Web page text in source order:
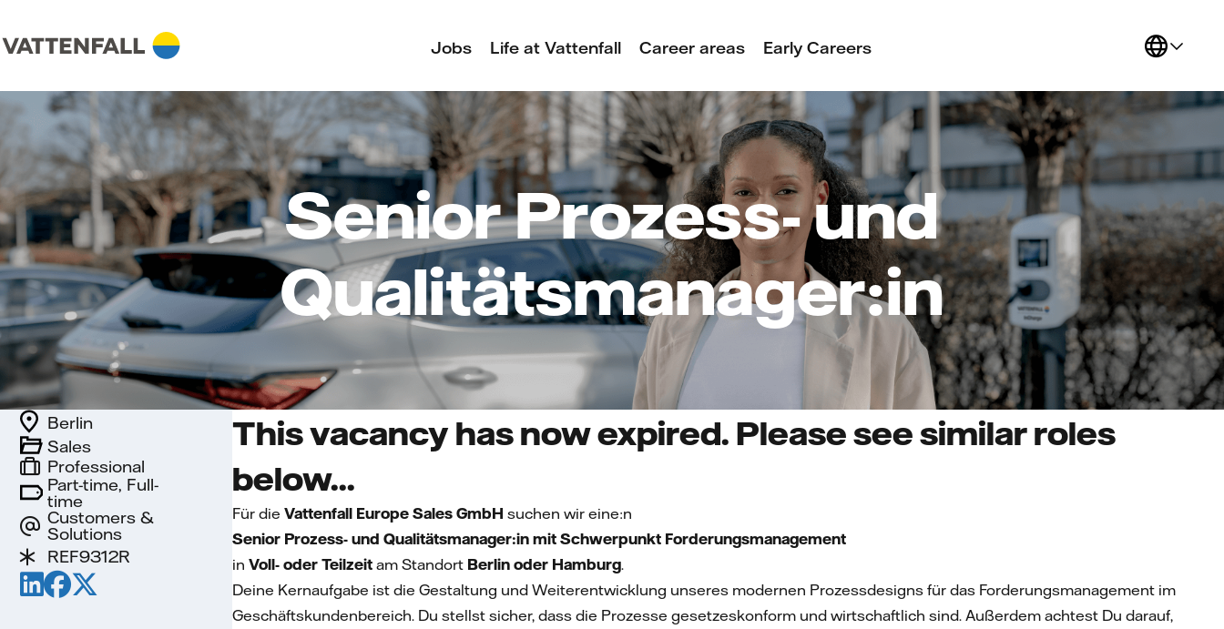
Jobs Life at Vattenfall Career areas Early Careers
Senior Prozess- und
Qualitätsmanager:in
Part-time, Full-
time
Customers &
Solutions
Sales
Berlin
Professional
REF9312R
This vacancy has now expired. Please see similar roles
below...
Für dieVattenfall Europe Sales GmbH suchen wir eine:n
Senior Prozess- und Qualitätsmanager:in mit Schwerpunkt Forderungsmanagement
inVoll- oder Teilzeitam Standort Berlin oder Hamburg.
Deine Kernaufgabe ist die Gestaltung und Weiterentwicklung unseres modernen Prozessdesigns für das Forderungsmanagement im
Geschäftskundenbereich. Du stellst sicher, dass die Prozesse gesetzeskonform und wirtschaftlich sind. Außerdem achtest Du darauf,